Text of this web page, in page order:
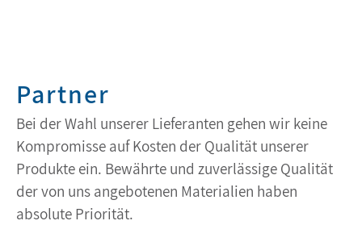
Partner
Bei der Wahl unserer Lieferanten gehen wir keine
Kompromisse auf Kosten der Qualität unserer
Produkte ein. Bewährte und zuverlässige Qualität
der von uns angebotenen Materialien haben
absolute Priorität.